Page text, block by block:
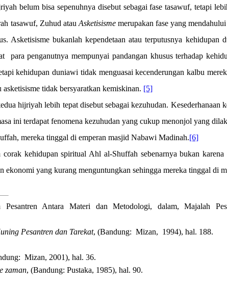
belum bisa sepenuhnya disebut sebagai fase tasawuf, tetapi
tasawuf, Zuhud atau Asketisismemerupakan fase yang
Asketisisme bukanlah kependetaan atau terputusnya kehidupan
para penganutnya mempunyai pandangan khusus terhadap
kehidupan duniawi tidak menguasai kecenderungan kalbu
tidak bersyaratkan kemiskinan. [5]
hijriyah lebih tepat disebut sebagai kezuhudan. Kesederhanaan
ini terdapat fenomena kezuhudan yang cukup menonjol yang
mereka tinggal di emperan masjid Nabawi Madinah.[6]
kehidupan spiritual Ahl al-Shuffah sebenarnya bukan karena
ekonomi yang kurang menguntungkan sehingga mereka tinggal di
Antara Materi dan Metodologi, dalam, Majalah
Pesantren dan Tarekat, (Bandung: Mizan, 1994), hal. 188.
: Mizan, 2001), hal. 36.
zaman, (Bandung: Pustaka, 1985), hal. 90.